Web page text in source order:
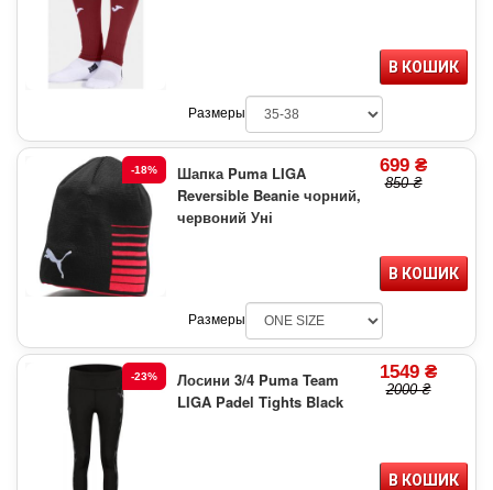
В КОШИК
Размеры
-18%
Шапка Puma LIGA
Reversible Beanie чорний,
червоний Уні
699 ₴
850 ₴
В КОШИК
Размеры
-23%
Лосини 3/4 Puma Team
LIGA Padel Tights Black
1549 ₴
2000 ₴
В КОШИК